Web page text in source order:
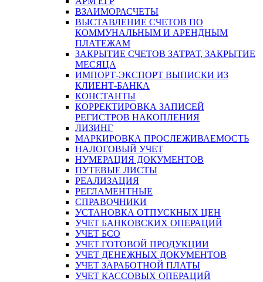
ВЗАИМОРАСЧЕТЫ
ВЫСТАВЛЕНИЕ СЧЕТОВ ПО
КОММУНАЛЬНЫМ И АРЕНДНЫМ
ПЛАТЕЖАМ
ЗАКРЫТИЕ СЧЕТОВ ЗАТРАТ, ЗАКРЫТИЕ
МЕСЯЦА
ИМПОРТ-ЭКСПОРТ ВЫПИСКИ ИЗ
КЛИЕНТ-БАНКА
КОНСТАНТЫ
КОРРЕКТИРОВКА ЗАПИСЕЙ
РЕГИСТРОВ НАКОПЛЕНИЯ
ЛИЗИНГ
МАРКИРОВКА ПРОСЛЕЖИВАЕМОСТЬ
НАЛОГОВЫЙ УЧЕТ
НУМЕРАЦИЯ ДОКУМЕНТОВ
ПУТЕВЫЕ ЛИСТЫ
РЕАЛИЗАЦИЯ
РЕГЛАМЕНТНЫЕ
СПРАВОЧНИКИ
УСТАНОВКА ОТПУСКНЫХ ЦЕН
УЧЕТ БАНКОВСКИХ ОПЕРАЦИЙ
УЧЕТ БСО
УЧЕТ ГОТОВОЙ ПРОДУКЦИИ
УЧЕТ ДЕНЕЖНЫХ ДОКУМЕНТОВ
УЧЕТ ЗАРАБОТНОЙ ПЛАТЫ
УЧЕТ КАССОВЫХ ОПЕРАЦИЙ